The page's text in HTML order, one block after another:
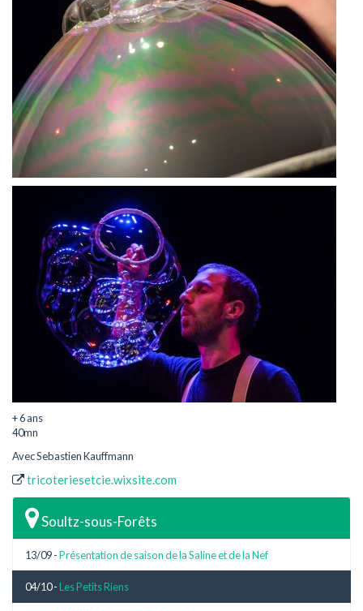
+ 6 ans
40mn
Avec Sebastien Kauffmann
tricoteriesetcie.wixsite.com
Soultz-sous-Forêts
13/09 -Présentation de saison de la Saline et de la Nef
04/10 - Les Petits Riens